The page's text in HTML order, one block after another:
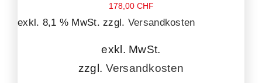
178,00 CHF
exkl. 8,1 % MwSt. zzgl. Versandkosten
exkl. MwSt.
zzgl. Versandkosten